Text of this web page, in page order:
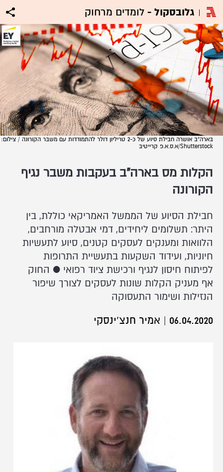
גלובסקול - לומדים מרחוק
בארה"ב אושרה חבילת סיוע של כ-2 טריליון דולר להתמודדות עם משבר הקורונה / צילום:
Shutterstock/א.ס.א.פ קרייטיב
הקלות מס בארה"ב בעקבות משבר נגיף
הקורונה
חבילת הסיוע של הממשל האמריקאי כוללת, בין
היתר: תשלומים ליחידים, דמי אבטלה מורחבים,
הלוואות ומענקים לעסקים קטנים, סיוע לתעשיות
חיוניות, ועידוד השקעות בתעשיית התרופות
לפיתוח חיסון לנגיף ורכישת ציוד רפואי ● החוק
אף מעניק הקלות שונות לעסקים לצורך שיפור
הנזילות ושימור התעסוקה
06.04.2020
| אמיר חנצ'ינסקי